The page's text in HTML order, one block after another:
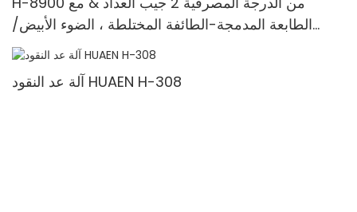
الطابعة المدمجة-الطائفة المختلطة ، الضوء الأبيض/
الأشعة تحت الحمراء/ملغ الكشف & حساب القيمة
آلة عد النقود HUAEN H-308